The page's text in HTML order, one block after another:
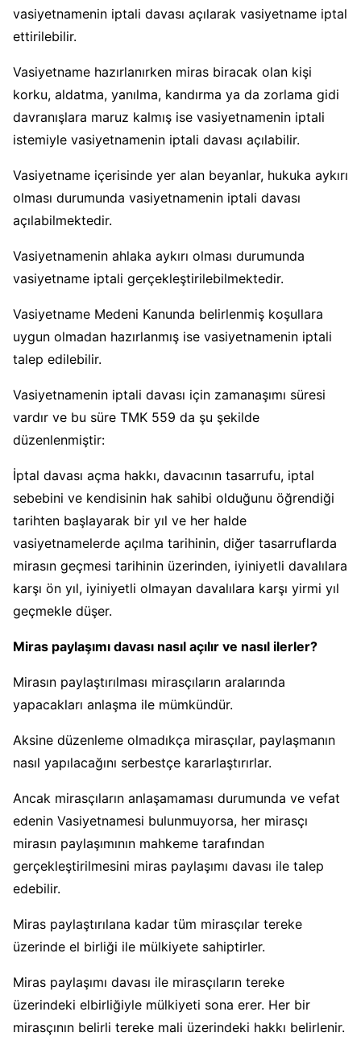
vasiyetnamenin iptali davası açılarak vasiyetname iptal
ettirilebilir.
Vasiyetname hazırlanırken miras biracak olan kişi
korku, aldatma, yanılma, kandırma ya da zorlama gidi
davranışlara maruz kalmış ise vasiyetnamenin iptali
istemiyle vasiyetnamenin iptali davası açılabilir.
Vasiyetname içerisinde yer alan beyanlar, hukuka aykırı
olması durumunda vasiyetnamenin iptali davası
açılabilmektedir.
Vasiyetnamenin ahlaka aykırı olması durumunda
vasiyetname iptali gerçekleştirilebilmektedir.
Vasiyetname Medeni Kanunda belirlenmiş koşullara
uygun olmadan hazırlanmış ise vasiyetnamenin iptali
talep edilebilir.
Vasiyetnamenin iptali davası için zamanaşımı süresi
vardır ve bu süre TMK 559 da şu şekilde
düzenlenmiştir:
İptal davası açma hakkı, davacının tasarrufu, iptal
sebebini ve kendisinin hak sahibi olduğunu öğrendiği
tarihten başlayarak bir yıl ve her halde
vasiyetnamelerde açılma tarihinin, diğer tasarruflarda
mirasın geçmesi tarihinin üzerinden, iyiniyetli davalılara
karşı ön yıl, iyiniyetli olmayan davalılara karşı yirmi yıl
geçmekle düşer.
Miras paylaşımı davası nasıl açılır ve nasıl ilerler?
Mirasın paylaştırılması mirasçıların aralarında
yapacakları anlaşma ile mümkündür.
Aksine düzenleme olmadıkça mirasçılar, paylaşmanın
nasıl yapılacağını serbestçe kararlaştırırlar.
Ancak mirasçıların anlaşamaması durumunda ve vefat
edenin Vasiyetnamesi bulunmuyorsa, her mirasçı
mirasın paylaşımının mahkeme tarafından
gerçekleştirilmesini miras paylaşımı davası ile talep
edebilir.
Miras paylaştırılana kadar tüm mirasçılar tereke
üzerinde el birliği ile mülkiyete sahiptirler.
Miras paylaşımı davası ile mirasçıların tereke
üzerindeki elbirliğiyle mülkiyeti sona erer. Her bir
mirasçının belirli tereke mali üzerindeki hakkı belirlenir.